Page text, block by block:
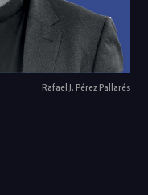
Rafael J. Pérez Pallarés